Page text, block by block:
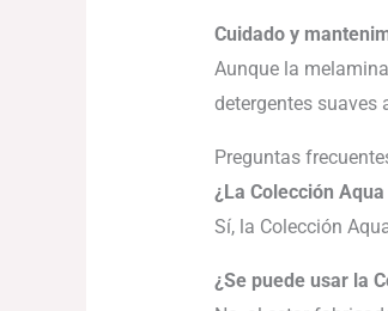
Cuidado y
Aunque la
detergentes suaves
Preguntas
¿La Colección
Sí, la Colección
¿Se puede usar la